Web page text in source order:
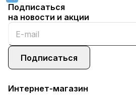
Подписаться
на новости и акции
Подписаться
Интернет-магазин